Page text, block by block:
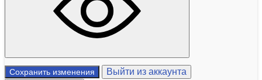
Сохранить изменения
Выйти из аккаунта